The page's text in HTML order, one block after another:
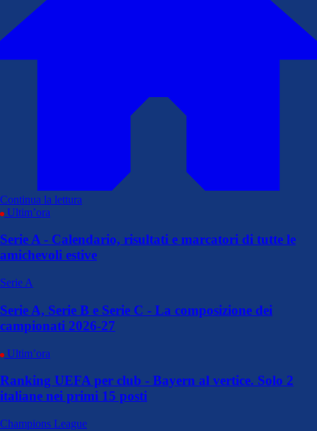
Continua la lettura
Ultim’ora
Serie A - Calendario, risultati e marcatori di tutte le
amichevoli estive
Serie A
Serie A, Serie B e Serie C - La composizione dei
campionati 2026-27
Ultim’ora
Ranking UEFA per club - Bayern al vertice. Solo 2
italiane nei primi 15 posti
Champions League